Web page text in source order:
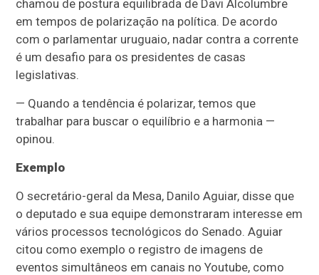
chamou de postura equilibrada de Davi Alcolumbre
em tempos de polarização na política. De acordo
com o parlamentar uruguaio, nadar contra a corrente
é um desafio para os presidentes de casas
legislativas.
— Quando a tendência é polarizar, temos que
trabalhar para buscar o equilíbrio e a harmonia —
opinou.
Exemplo
O secretário-geral da Mesa, Danilo Aguiar, disse que
o deputado e sua equipe demonstraram interesse em
vários processos tecnológicos do Senado.Aguiar
citou como exemplo o registro de imagens de
eventos simultâneos em canais no Youtube, como